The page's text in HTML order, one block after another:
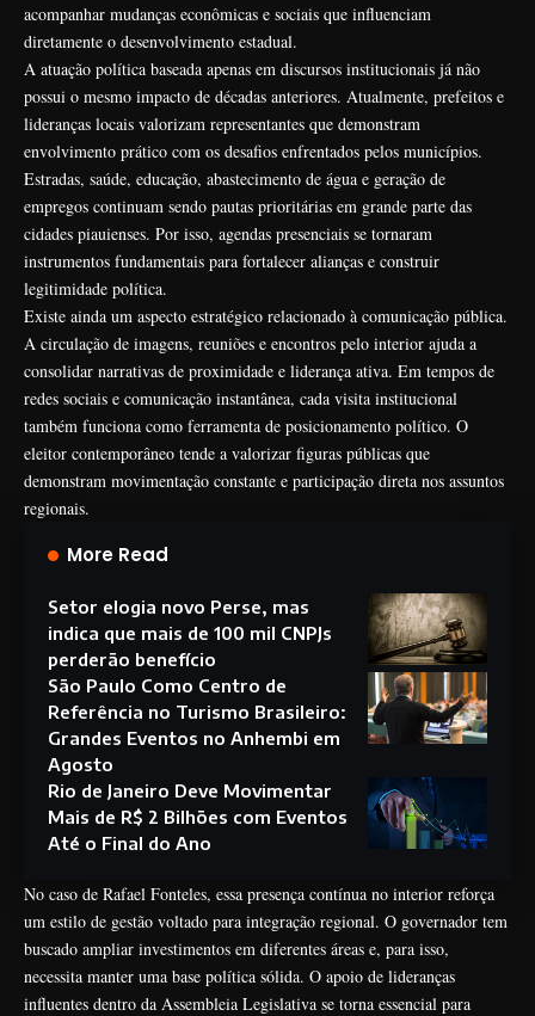
acompanhar mudanças econômicas e sociais que influenciam
diretamente o desenvolvimento estadual.
A atuação política baseada apenas em discursos institucionais já não
possui o mesmo impacto de décadas anteriores. Atualmente, prefeitos e
lideranças locais valorizam representantes que demonstram
envolvimento prático com os desafios enfrentados pelos municípios.
Estradas, saúde, educação, abastecimento de água e geração de
empregos continuam sendo pautas prioritárias em grande parte das
cidades piauienses. Por isso, agendas presenciais se tornaram
instrumentos fundamentais para fortalecer alianças e construir
legitimidade política.
Existe ainda um aspecto estratégico relacionado à comunicação pública.
A circulação de imagens, reuniões e encontros pelo interior ajuda a
consolidar narrativas de proximidade e liderança ativa. Em tempos de
redes sociais e comunicação instantânea, cada visita institucional
também funciona como ferramenta de posicionamento político. O
eleitor contemporâneo tende a valorizar figuras públicas que
demonstram movimentação constante e participação direta nos assuntos
regionais.
More Read
Setor elogia novo Perse, mas
indica que mais de 100 mil CNPJs
perderão benefício
São Paulo Como Centro de
Referência no Turismo Brasileiro:
Grandes Eventos no Anhembi em
Agosto
Rio de Janeiro Deve Movimentar
Mais de R$ 2 Bilhões com Eventos
Até o Final do Ano
No caso de Rafael Fonteles, essa presença contínua no interior reforça
um estilo de gestão voltado para integração regional. O governador tem
buscado ampliar investimentos em diferentes áreas e, para isso,
necessita manter uma base política sólida. O apoio de lideranças
influentes dentro da Assembleia Legislativa se torna essencial para